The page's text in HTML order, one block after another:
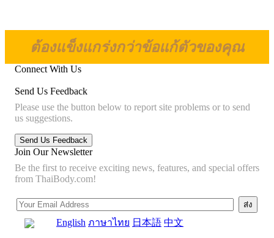
ต้องแข็งแกร่งกว่าข้อแก้ตัวของคุณ
Connect With Us
Send Us Feedback
Please use the button below to report site problems or to send
us suggestions.
Join Our Newsletter
Be the first to receive exciting news, features, and special offers
from ThaiBody.com!
English ภาษาไทย 日本語 中文